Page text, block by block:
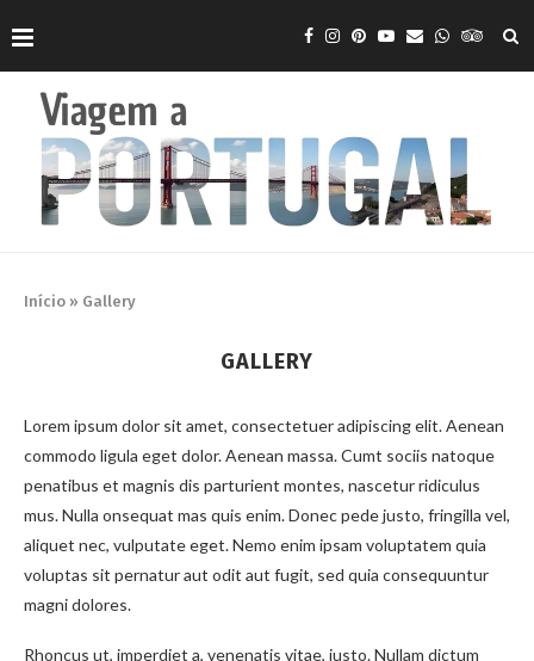
Início » Gallery
GALLERY
Lorem ipsum dolor sit amet, consectetuer adipiscing elit. Aenean
commodo ligula eget dolor. Aenean massa. Cumt sociis natoque
penatibus et magnis dis parturient montes, nascetur ridiculus
mus. Nulla onsequat mas quis enim. Donec pede justo, fringilla vel,
aliquet nec, vulputate eget. Nemo enim ipsam voluptatem quia
voluptas sit pernatur aut odit aut fugit, sed quia consequuntur
magni dolores.
Rhoncus ut, imperdiet a, venenatis vitae, justo. Nullam dictum